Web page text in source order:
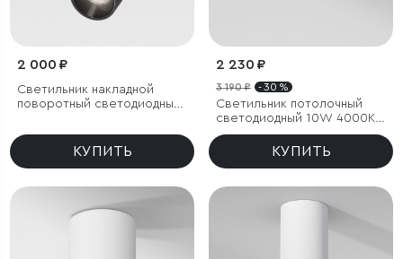
2 000 ₽
Светильник накладной
поворотный светодиодный
КУПИТЬ
2 230 ₽
3 190 ₽ - 30 %
Светильник потолочный
светодиодный 10W 4000K
белый Block
КУПИТЬ